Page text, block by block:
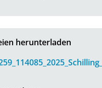
herunterladen